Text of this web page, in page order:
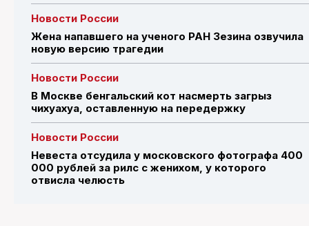
Новости России
Жена напавшего на ученого РАН Зезина озвучила
новую версию трагедии
Новости России
В Москве бенгальский кот насмерть загрыз
чихуахуа, оставленную на передержку
Новости России
Невеста отсудила у московского фотографа 400
000 рублей за рилс с женихом, у которого
отвисла челюсть